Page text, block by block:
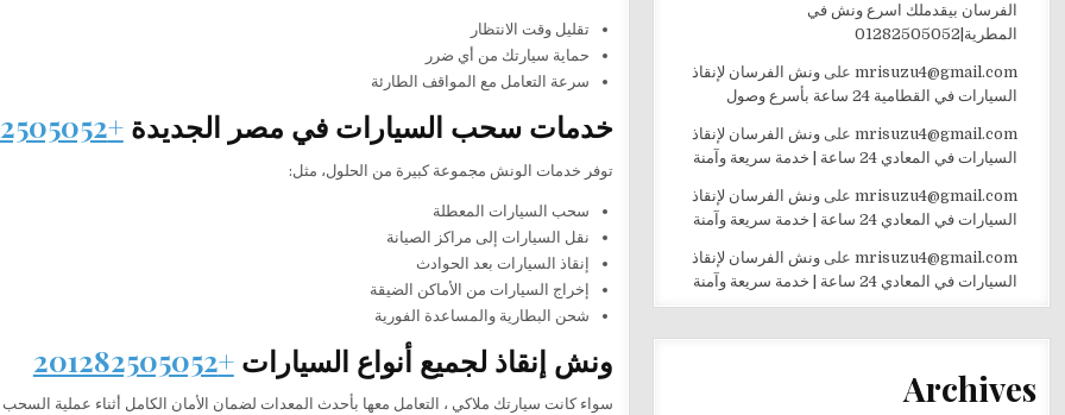
تقليل وقت الانتظار
حماية سيارتك من أي ضرر
سرعة التعامل مع المواقف الطارئة
خدمات سحب السيارات في مصر الجديدة+201282505052
توفر خدمات الونش مجموعة كبيرة من الحلول، مثل:
سحب السيارات المعطلة
نقل السيارات إلى مراكز الصيانة
إنقاذ السيارات بعد الحوادث
إخراج السيارات من الأماكن الضيقة
شحن البطارية والمساعدة الفورية
ونش إنقاذ لجميع أنواع السيارات+201282505052
سواء كانت سيارتك ملاكي ، التعامل معها بأحدث المعدات لضمان الأمان الكامل أثناء عملية السحب
الفرسان بيقدملك اسرع ونش في
المطرية|01282505052
mrisuzu4@gmail.comعلى ونش الفرسان لإنقاذ
السيارات في القطامية 24 ساعة بأسرع وصول
mrisuzu4@gmail.comعلى ونش الفرسان لإنقاذ
السيارات في المعادي 24 ساعة | خدمة سريعة وآمنة
mrisuzu4@gmail.comعلى ونش الفرسان لإنقاذ
السيارات في المعادي 24 ساعة | خدمة سريعة وآمنة
mrisuzu4@gmail.comعلى ونش الفرسان لإنقاذ
السيارات في المعادي 24 ساعة | خدمة سريعة وآمنة
Archives